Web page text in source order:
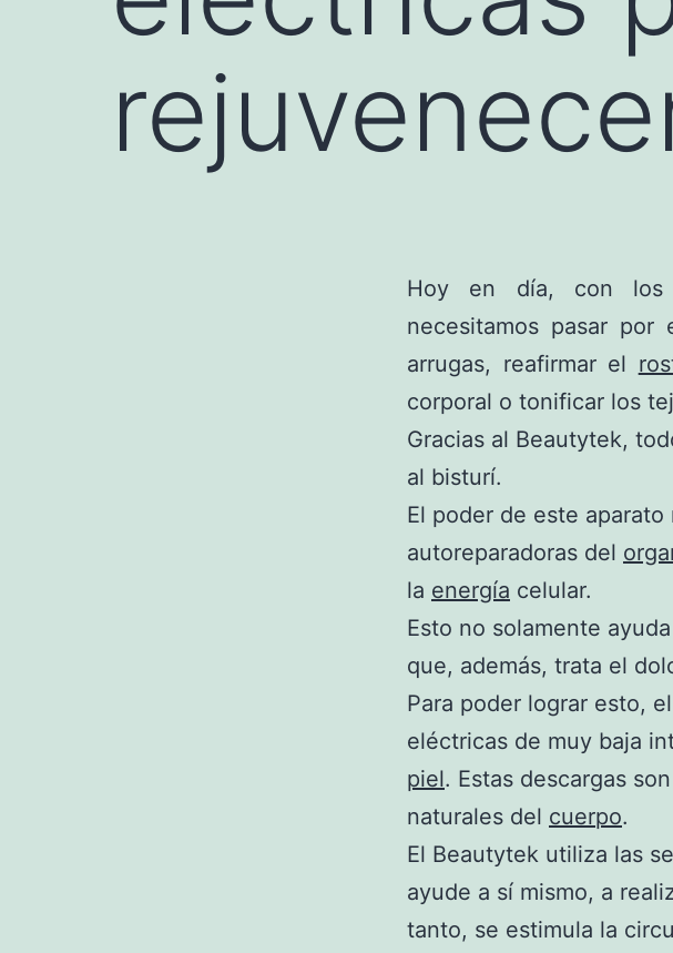
Hoy en día, con
necesitamos pasar
arrugas, reafirmar el
corporal o tonificar los
Gracias al Beautytek,
al bisturí.
El poder de este
autoreparadoras del
la energía celular.
Esto no solamente
que, además, trata el
Para poder lograr esto,
eléctricas de muy baja
piel. Estas descargas
naturales del cuerpo.
El Beautytek utiliza las
ayude a sí mismo, a
tanto, se estimula la